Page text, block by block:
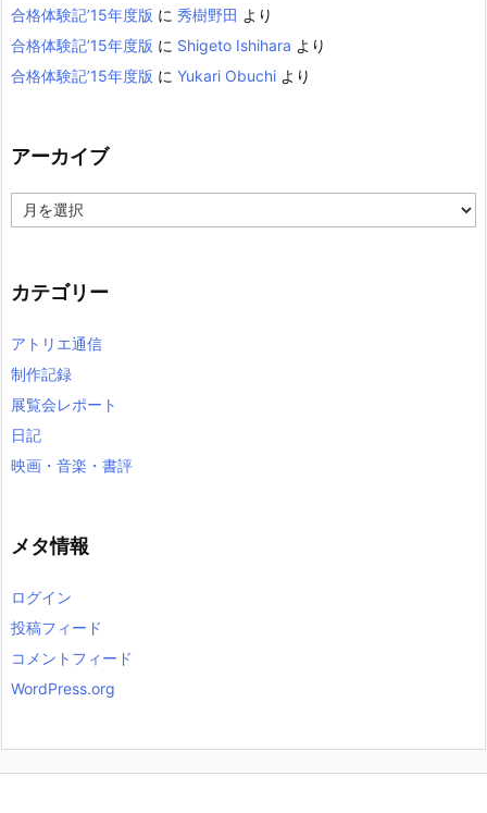
合格体験記’15年度版 に 秀樹野田 より
合格体験記’15年度版 に Shigeto Ishihara より
合格体験記’15年度版 に Yukari Obuchi より
アーカイブ
ー
ブ
カテゴリー
アトリエ通信
制作記録
展覧会レポート
日記
映画・音楽・書評
メタ情報
ログイン
投稿フィード
コメントフィード
WordPress.org